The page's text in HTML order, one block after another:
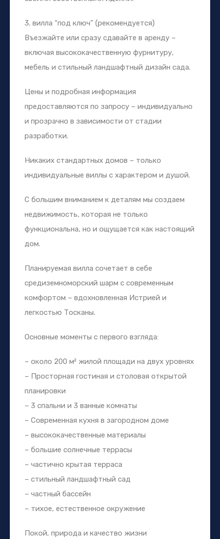
3. вилла “под ключ” (рекомендуется)
Въезжайте или сразу сдавайте в аренду –
включая высококачественную фурнитуру,
мебель и стильный ландшафтный дизайн сада.
Цены и подробная информация
предоставляются по запросу – индивидуально
и прозрачно в зависимости от стадии
разработки.
Никаких стандартных домов – только
индивидуальные виллы с характером и душой.
С большим вниманием к деталям мы создаем
недвижимость, которая не только
функциональна, но и ощущается как настоящий
дом.
Планируемая вилла сочетает в себе
средиземноморский шарм с современным
комфортом – вдохновленная Истрией и
легкостью Тосканы.
Основные моменты с первого взгляда:
– около 200 м² жилой площади на двух уровнях
– Просторная гостиная и столовая открытой
планировки
– 3 спальни и 3 ванные комнаты
– Современная кухня в загородном доме
– высококачественные материалы
– большие солнечные террасы
– частично крытая терраса
– стильный ландшафтный сад
– частный бассейн
– тихое, естественное окружение
Покой, природа и качество жизни